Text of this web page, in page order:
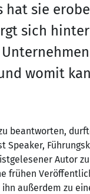
hat sie
sich
womit
beantworten,
Speaker,
Autor
frühen
außerdem zu